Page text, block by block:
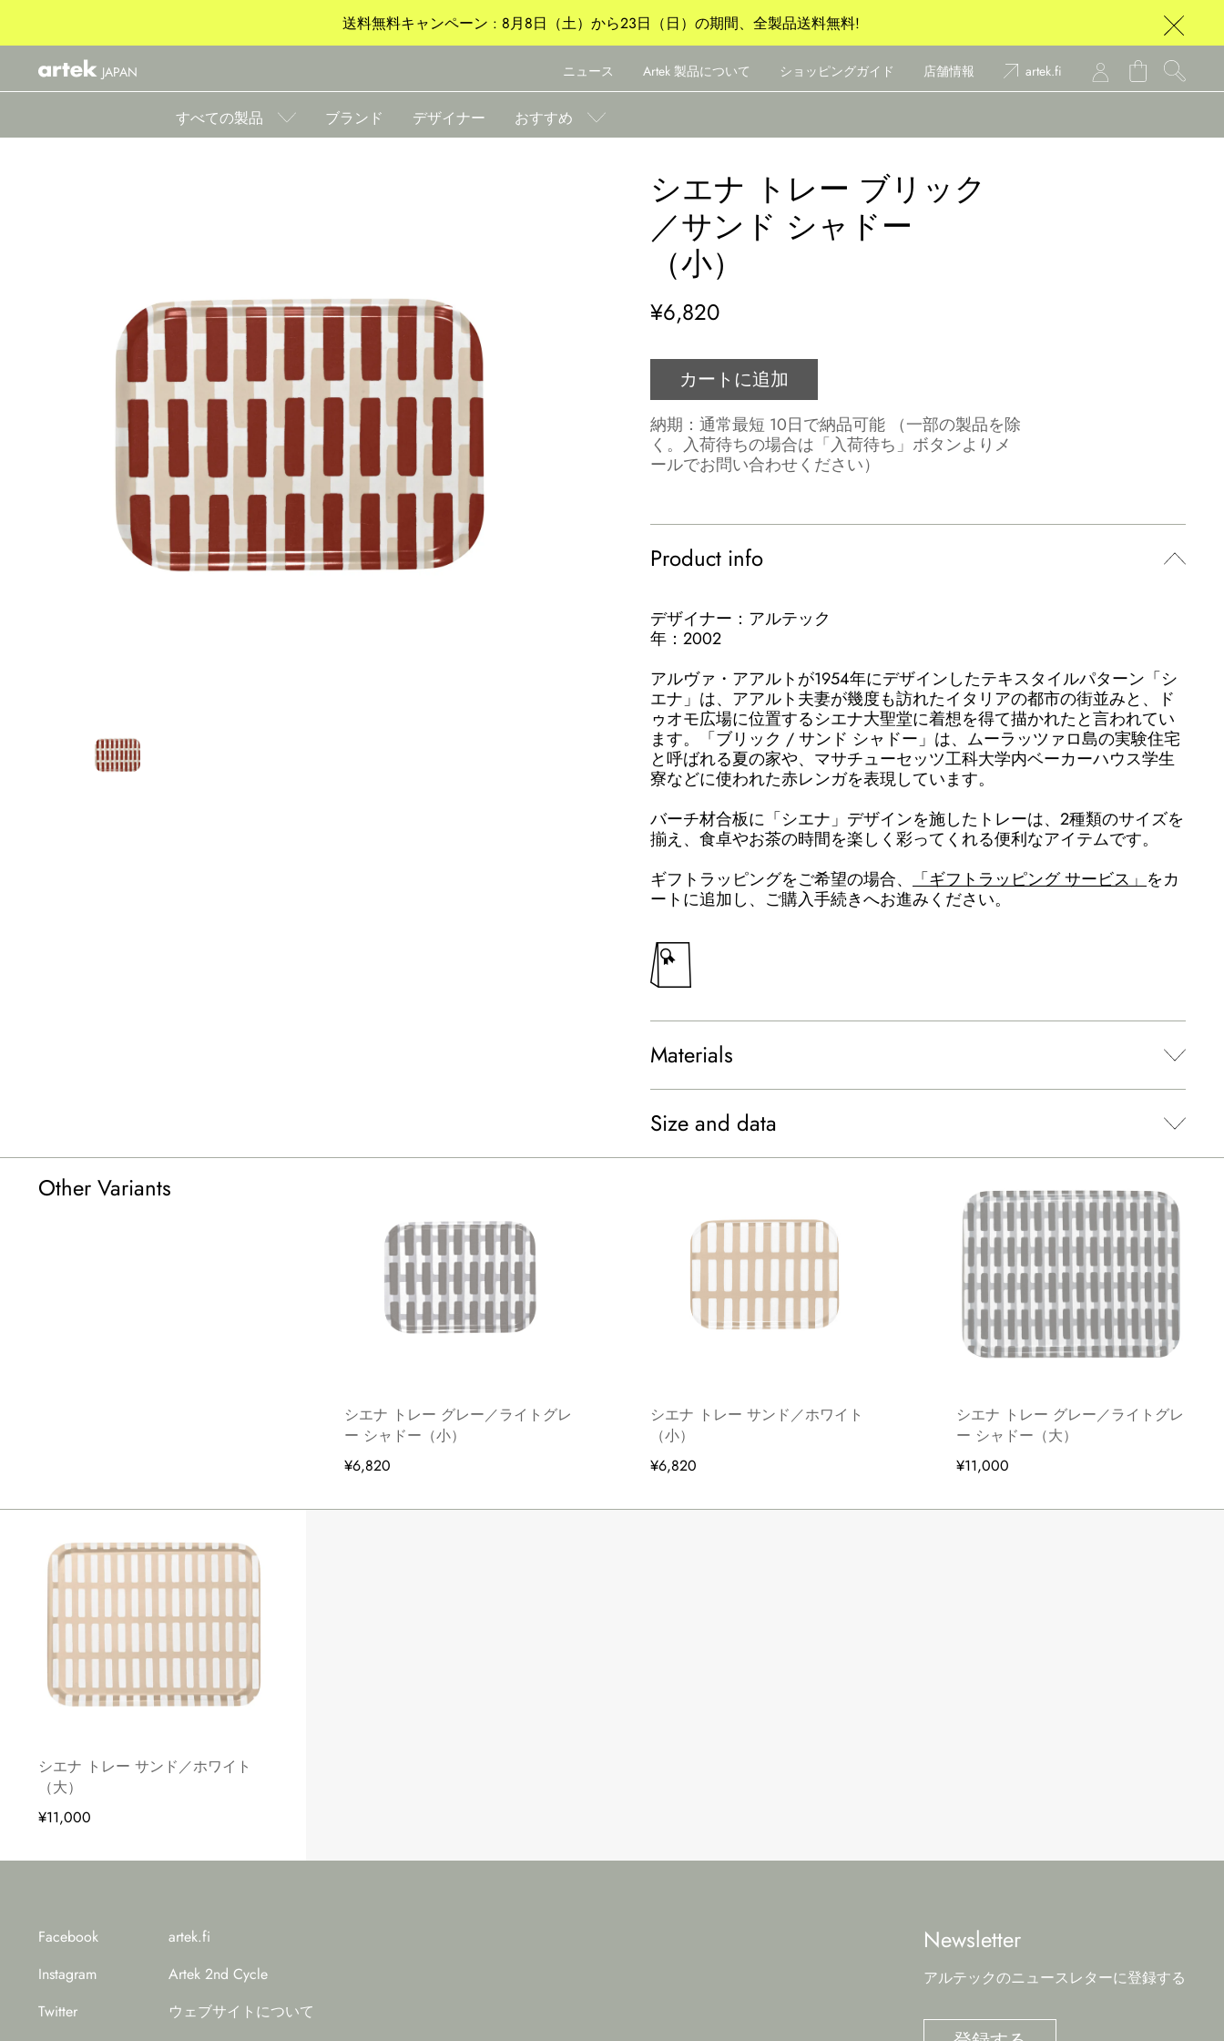
送料無料キャンペーン : 8月8日（土）から23日（日）の期間、全製品送料無料!
JAPAN ニュース Artek 製品について ショッピングガイド 店舗情報 artek.fi
すべての製品 ブランド デザイナー おすすめ
シエナ トレー ブリック
／サンド シャドー
（小）
¥6,820
カートに追加
納期：通常最短 10日で納品可能 （一部の製品を除
く。入荷待ちの場合は「入荷待ち」ボタンよりメ
ールでお問い合わせください）
Product info
デザイナー：アルテック
年：2002
アルヴァ・アアルトが1954年にデザインしたテキスタイルパターン「シ
エナ」は、アアルト夫妻が幾度も訪れたイタリアの都市の街並みと、ド
ゥオモ広場に位置するシエナ大聖堂に着想を得て描かれたと言われてい
ます。「ブリック / サンド シャドー」は、ムーラッツァロ島の実験住宅
と呼ばれる夏の家や、マサチューセッツ工科大学内ベーカーハウス学生
寮などに使われた赤レンガを表現しています。
バーチ材合板に「シエナ」デザインを施したトレーは、2種類のサイズを
揃え、食卓やお茶の時間を楽しく彩ってくれる便利なアイテムです。
ギフトラッピングをご希望の場合、
「ギフトラッピング サービス」 をカ
ートに追加し、ご購入手続きへお進みください。
Materials
Size and data
Other Variants
シエナ トレー グレー／ライトグレ
ー シャドー（小）
¥6,820
シエナ トレー サンド／ホワイト
（小）
¥6,820
シエナ トレー グレー／ライトグレ
ー シャドー（大）
¥11,000
シエナ トレー サンド／ホワイト
（大）
¥11,000
Newsletter
アルテックのニュースレターに登録する
Facebook
Instagram
Twitter
artek.fi
Artek 2nd Cycle
ウェブサイトについて